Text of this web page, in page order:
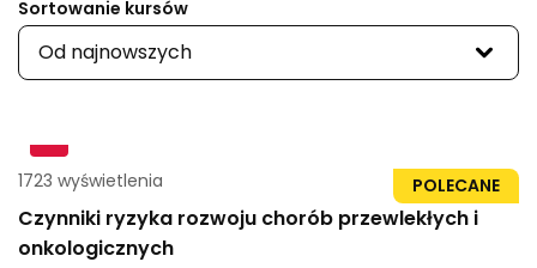
Sortowanie kursów
Od najnowszych
POLECANE
1723 wyświetlenia 96str
Czynniki ryzyka rozwoju chorób przewlekłych i
onkologicznych